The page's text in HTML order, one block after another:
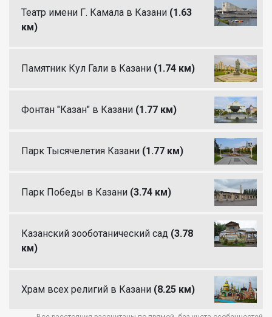
Театр имени Г. Камала в Казани (1.63
км)
Памятник Кул Гали в Казани (1.74 км)
Фонтан "Казан" в Казани (1.77 км)
Парк Тысячелетия Казани (1.77 км)
Парк Победы в Казани (3.74 км)
Казанский зооботанический сад (3.78
км)
Храм всех религий в Казани (8.25 км)